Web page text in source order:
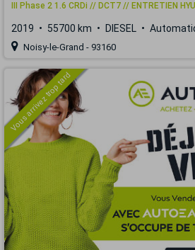
III Phase 2 1.6 CRDi // DCT7 // ENTRETIEN
2019 55700 km DIESEL
Noisy-le-Grand - 93160
Vous arrivez trop tard